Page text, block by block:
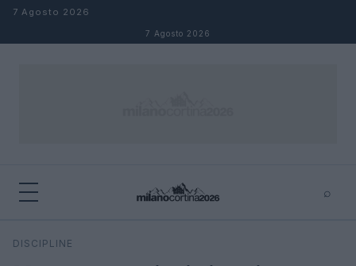
Salta al contenuto
7 Agosto 2026
7 Agosto 2026
⌕
Cerca
DISCIPLINE